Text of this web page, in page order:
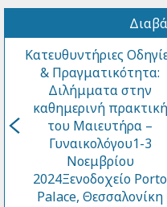
Κατευθυντήριες
& Πραγματικότητα:
Διλήμματα στην
καθημερινή πρακτική
του Μαιευτήρα –
Γυναικολόγου1-3
Νοεμβρίου
2024Ξενοδοχείο Porto
Palace, Θεσσαλονίκη